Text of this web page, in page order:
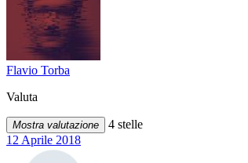
Flavio Torba
Valuta
Mostra valutazione
4 stelle
12 Aprile 2018